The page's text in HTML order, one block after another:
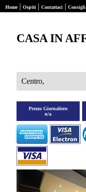
Home| Ospiti | Contattaci |
CASA IN
Centro,
Prezzo Giornaliero
n/a